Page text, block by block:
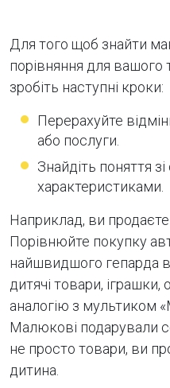
Для того щоб знайти
порівняння для вашого
зробіть наступні кроки:
Перерахуйте
або послуги.
Знайдіть поняття
характеристиками.
Наприклад, ви
Порівнюйте покупку
найшвидшого гепарда в
дитячі товари,
аналогію з мультиком
Малюкові подарували
не просто товари, ви
дитина.